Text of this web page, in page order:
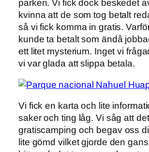
parken. Vi fick dock beskedet
kvinna att de som tog betalt
så vi fick komma in gratis.
kunde ta betalt som ändå
ett litet mysterium. Inget vi
vi var glada att slippa betala.
Vi fick en karta och lite
saker och ting låg. Vi såg att
gratiscamping och begav oss
lite gömd vilket gjorde den